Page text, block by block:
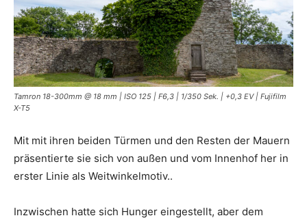
Tamron 18-300mm @ 18 mm | ISO 125 | F6,3 | 1/350 Sek. | +0,3 EV | Fujifilm
X-T5
Mit mit ihren beiden Türmen und den Resten der Mauern
präsentierte sie sich von außen und vom Innenhof her in
erster Linie als Weitwinkelmotiv..
Inzwischen hatte sich Hunger eingestellt, aber dem